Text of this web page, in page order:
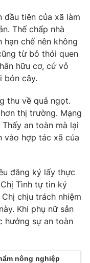
đầu tiên của xã làm
Thế chấp nhà
hạn chế nên không
từ bỏ thói quen
hữu cơ, cứ vỏ
bón cây.
thu về quả ngọt.
thị trường. Mạng
an toàn mà lại
vào hợp tác xã của
đăng ký lấy thực
Tình tự tin ký
chịu trách nhiệm
Khi phụ nữ sản
hưởng sự an toàn
nông nghiệp